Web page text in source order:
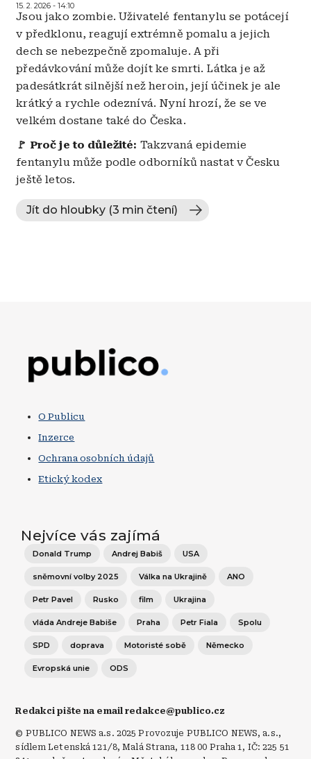
15. 2. 2026 - 14:10
Jsou jako zombie. Uživatelé fentanylu se potácejí
v předklonu, reagují extrémně pomalu a jejich
dech se nebezpečně zpomaluje. A při
předávkování může dojít ke smrti. Látka je až
padesátkrát silnější než heroin, její účinek je ale
krátký a rychle odeznívá. Nyní hrozí, že se ve
velkém dostane také do Česka.
🚩 Proč je to důležité: Takzvaná epidemie
fentanylu může podle odborníků nastat v Česku
ještě letos.
Jít do hloubky (3 min čtení)
O Publicu
Inzerce
Ochrana osobních údajů
Etický kodex
Nejvíce vás zajímá
Donald Trump Andrej Babiš USA
sněmovní volby 2025 Válka na Ukrajině ANO
Petr Pavel Rusko film Ukrajina
vláda Andreje Babiše Praha Petr Fiala Spolu
SPD doprava Motoristé sobě Německo
Evropská unie ODS
Redakci pište na email redakce@publico.cz
© PUBLICO NEWS a.s. 2025 Provozuje PUBLICO NEWS, a.s.,
sídlem Letenská 121/8, Malá Strana, 118 00 Praha 1, IČ: 225 51